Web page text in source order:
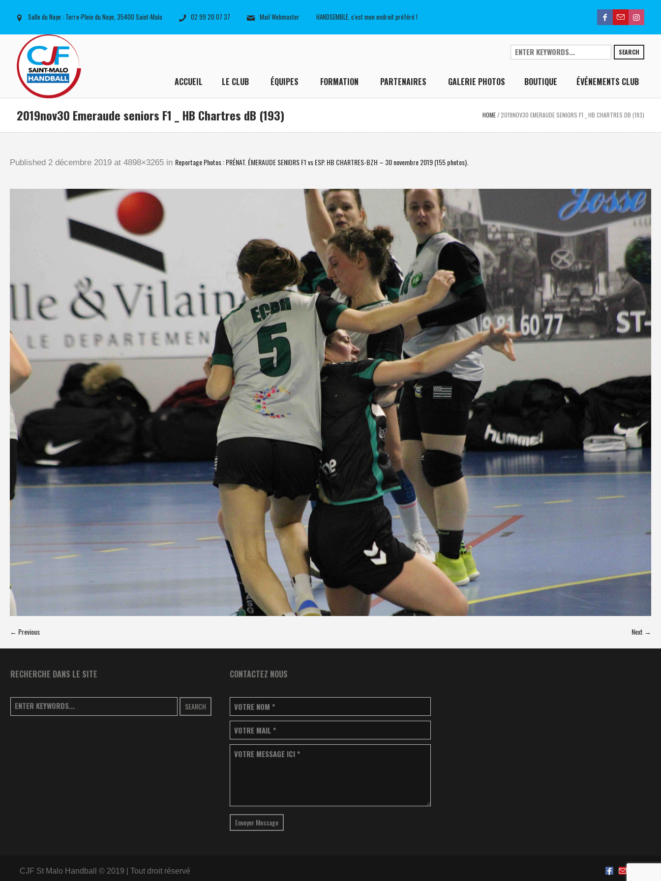
Salle du Naye : Terre-Plein du Naye, 35400 Saint-Malo 02 99 20 07 37 Mail Webmaster HANDSEMBLE, c'est mon endroit préféré !
SEARCH
ACCUEIL LE CLUB ÉQUIPES FORMATION PARTENAIRES GALERIE PHOTOS BOUTIQUE ÉVÉNEMENTS CLUB
2019nov30 Emeraude seniors F1 _ HB Chartres dB (193) HOME /2019NOV30 EMERAUDE SENIORS F1 _ HB CHARTRES DB (193)
Published 2 décembre 2019 at 4898×3265 in Reportage Photos : PRÉNAT. ÉMERAUDE SENIORS F1 vs ESP. HB CHARTRES-BZH – 30 novembre 2019 (155 photos).
← Previous Next →
RECHERCHE DANS LE SITE
SEARCH
CONTACTEZ NOUS
VOTRE NOM *
VOTRE MAIL *
VOTRE MESSAGE ICI *
Envoyer Message
CJF St Malo Handball © 2019 | Tout droit réservé